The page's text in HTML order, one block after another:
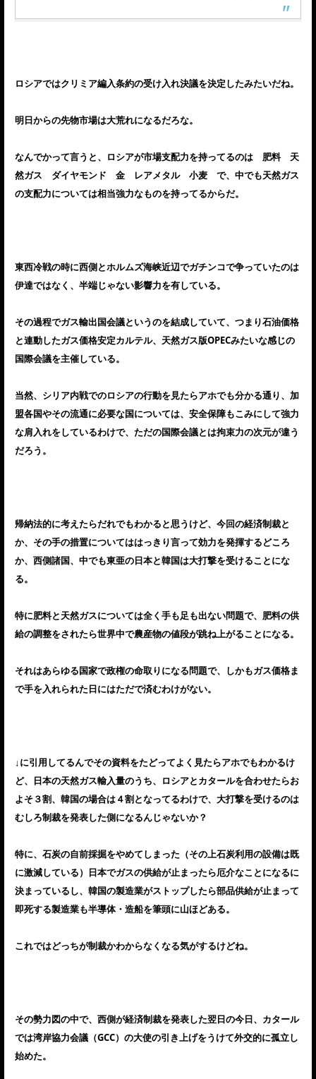
ロシアではクリミア編入条約の受け入れ決議を決定したみたいだね。
明日からの先物市場は大荒れになるだろな。
なんでかって言うと、ロシアが市場支配力を持ってるのは 肥料 天
然ガス ダイヤモンド 金 レアメタル 小麦 で、中でも天然ガス
の支配力については相当強力なものを持ってるからだ。
東西冷戦の時に西側とホルムズ海峡近辺でガチンコで争っていたのは
伊達ではなく、半端じゃない影響力を有している。
その過程でガス輸出国会議というのを結成していて、つまり石油価格
と連動したガス価格安定カルテル、天然ガス版OPECみたいな感じの
国際会議を主催している。
当然、シリア内戦でのロシアの行動を見たらアホでも分かる通り、加
盟各国やその流通に必要な国については、安全保障もこみにして強力
な肩入れをしているわけで、ただの国際会議とは拘束力の次元が違う
だろう。
帰納法的に考えたらだれでもわかると思うけど、今回の経済制裁と
か、その手の措置についてははっきり言って効力を発揮するどころ
か、西側諸国、中でも東亜の日本と韓国は大打撃を受けることにな
る。
特に肥料と天然ガスについては全く手も足も出ない問題で、肥料の供
給の調整をされたら世界中で農産物の値段が跳ね上がることになる。
それはあらゆる国家で政権の命取りになる問題で、しかもガス価格ま
で手を入れられた日にはただで済むわけがない。
↓に引用してるんでその資料をたどってよく見たらアホでもわかるけ
ど、日本の天然ガス輸入量のうち、ロシアとカタールを合わせたらお
よそ３割、韓国の場合は４割となってるわけで、大打撃を受けるのは
むしろ制裁を発表した側になるんじゃないか？
特に、石炭の自前採掘をやめてしまった（その上石炭利用の設備は既
に激減している）日本でガスの供給が止まったら厄介なことになるに
決まっているし、韓国の製造業がストップしたら部品供給が止まって
即死する製造業も半導体・造船を筆頭に山ほどある。
これではどっちが制裁かわからなくなる気がするけどね。
その勢力図の中で、西側が経済制裁を発表した翌日の今日、カタール
では湾岸協力会議（GCC）の大使の引き上げをうけて外交的に孤立し
始めた。